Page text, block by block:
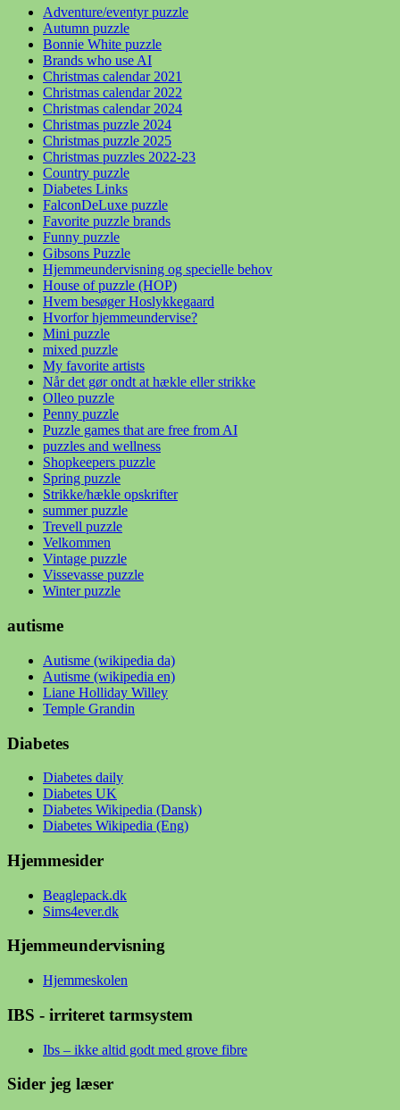
Adventure/eventyr puzzle
Autumn puzzle
Bonnie White puzzle
Brands who use AI
Christmas calendar 2021
Christmas calendar 2022
Christmas calendar 2024
Christmas puzzle 2024
Christmas puzzle 2025
Christmas puzzles 2022-23
Country puzzle
Diabetes Links
FalconDeLuxe puzzle
Favorite puzzle brands
Funny puzzle
Gibsons Puzzle
Hjemmeundervisning og specielle behov
House of puzzle (HOP)
Hvem besøger Hoslykkegaard
Hvorfor hjemmeundervise?
Mini puzzle
mixed puzzle
My favorite artists
Når det gør ondt at hækle eller strikke
Olleo puzzle
Penny puzzle
Puzzle games that are free from AI
puzzles and wellness
Shopkeepers puzzle
Spring puzzle
Strikke/hækle opskrifter
summer puzzle
Trevell puzzle
Velkommen
Vintage puzzle
Vissevasse puzzle
Winter puzzle
autisme
Autisme (wikipedia da)
Autisme (wikipedia en)
Liane Holliday Willey
Temple Grandin
Diabetes
Diabetes daily
Diabetes UK
Diabetes Wikipedia (Dansk)
Diabetes Wikipedia (Eng)
Hjemmesider
Beaglepack.dk
Sims4ever.dk
Hjemmeundervisning
Hjemmeskolen
IBS - irriteret tarmsystem
Ibs – ikke altid godt med grove fibre
Sider jeg læser